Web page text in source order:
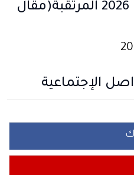
نحو تصدر استحقاقات 2026 المرتقبة(مقال
الإجتماعية